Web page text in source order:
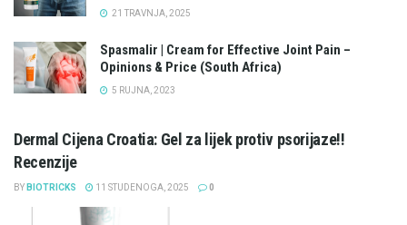
21 TRAVNJA, 2025
Spasmalir | Cream for Effective Joint Pain –
Opinions & Price (South Africa)
5 RUJNA, 2023
Dermal Cijena Croatia: Gel za lijek protiv psorijaze!!
Recenzije
BY BIOTRICKS 11 STUDENOGA, 2025 0